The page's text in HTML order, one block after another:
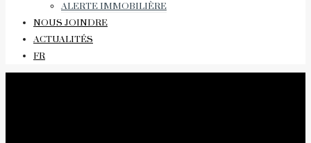
ALERTE IMMOBILIÈRE
NOUS JOINDRE
ACTUALITÉS
FR